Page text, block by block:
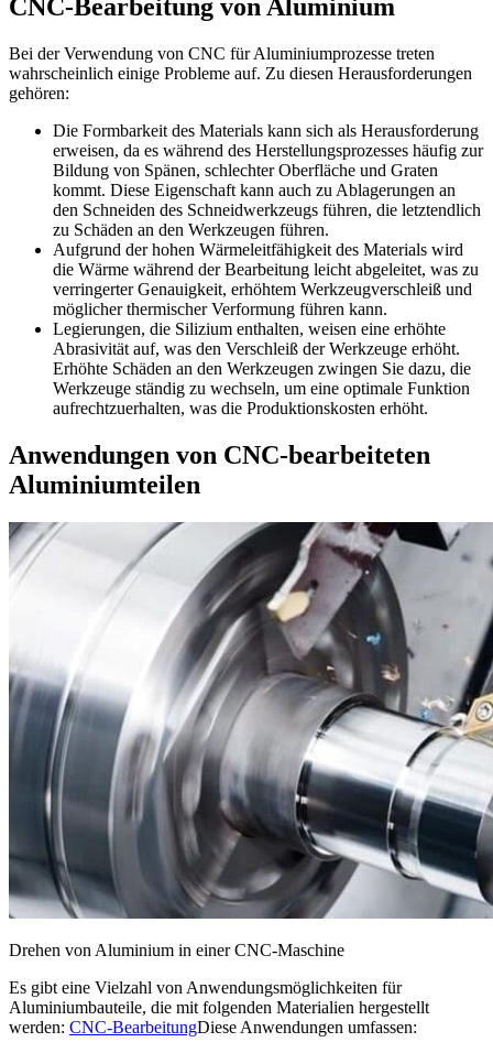
CNC-Bearbeitung von Aluminium
Bei der Verwendung von CNC für Aluminiumprozesse treten
wahrscheinlich einige Probleme auf. Zu diesen Herausforderungen
gehören:
Die Formbarkeit des Materials kann sich als Herausforderung
erweisen, da es während des Herstellungsprozesses häufig zur
Bildung von Spänen, schlechter Oberfläche und Graten
kommt. Diese Eigenschaft kann auch zu Ablagerungen an
den Schneiden des Schneidwerkzeugs führen, die letztendlich
zu Schäden an den Werkzeugen führen.
Aufgrund der hohen Wärmeleitfähigkeit des Materials wird
die Wärme während der Bearbeitung leicht abgeleitet, was zu
verringerter Genauigkeit, erhöhtem Werkzeugverschleiß und
möglicher thermischer Verformung führen kann.
Legierungen, die Silizium enthalten, weisen eine erhöhte
Abrasivität auf, was den Verschleiß der Werkzeuge erhöht.
Erhöhte Schäden an den Werkzeugen zwingen Sie dazu, die
Werkzeuge ständig zu wechseln, um eine optimale Funktion
aufrechtzuerhalten, was die Produktionskosten erhöht.
Anwendungen von CNC-bearbeiteten
Aluminiumteilen
Drehen von Aluminium in einer CNC-Maschine
Es gibt eine Vielzahl von Anwendungsmöglichkeiten für
Aluminiumbauteile, die mit folgenden Materialien hergestellt
werden: CNC-BearbeitungDiese Anwendungen umfassen: